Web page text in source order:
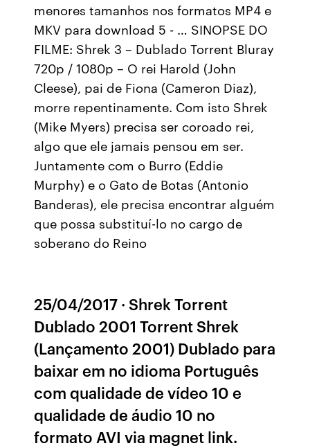
menores tamanhos nos formatos MP4 e
MKV para download 5 - … SINOPSE DO
FILME: Shrek 3 – Dublado Torrent Bluray
720p / 1080p – O rei Harold (John
Cleese), pai de Fiona (Cameron Diaz),
morre repentinamente. Com isto Shrek
(Mike Myers) precisa ser coroado rei,
algo que ele jamais pensou em ser.
Juntamente com o Burro (Eddie
Murphy) e o Gato de Botas (Antonio
Banderas), ele precisa encontrar alguém
que possa substituí-lo no cargo de
soberano do Reino
25/04/2017 · Shrek Torrent
Dublado 2001 Torrent Shrek
(Lançamento 2001) Dublado para
baixar em no idioma Português
com qualidade de vídeo 10 e
qualidade de áudio 10 no
formato AVI via magnet link.